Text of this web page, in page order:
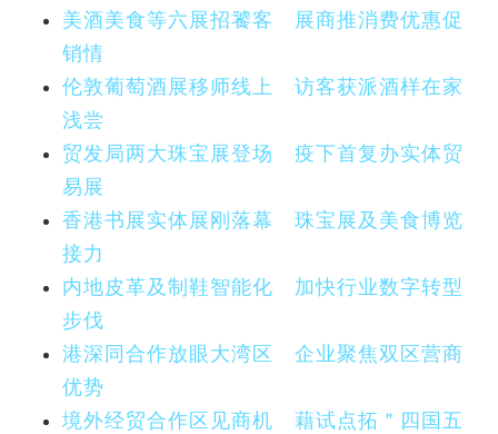
美酒美食等六展招饕客 展商推消费优惠促
销情
伦敦葡萄酒展移师线上 访客获派酒样在家
浅尝
贸发局两大珠宝展登场 疫下首复办实体贸
易展
香港书展实体展刚落幕 珠宝展及美食博览
接力
内地皮革及制鞋智能化 加快行业数字转型
步伐
港深同合作放眼大湾区 企业聚焦双区营商
优势
境外经贸合作区见商机 藉试点拓＂四国五